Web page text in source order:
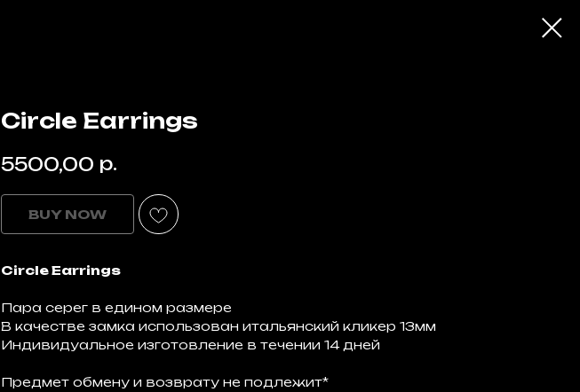
Circle Earrings
5500,00 р.
BUY NOW
Circle Earrings
Пара серег в едином размере
В качестве замка использован итальянский кликер 13мм
Индивидуальное изготовление в течении 14 дней
Предмет обмену и возврату не подлежит*